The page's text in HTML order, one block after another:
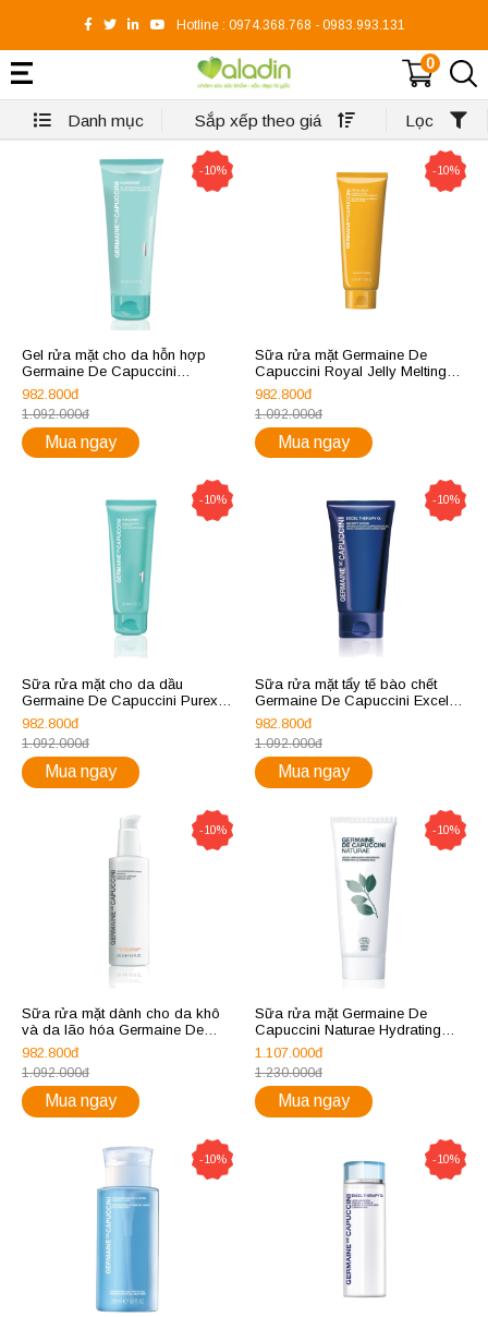
Hotline : 0974.368.768 - 0983.993.131
0
Danh mục Sắp xếp theo giá Lọc
-10%
Gel rửa mặt cho da hỗn hợp
Germaine De Capuccini
Purexpert Extra-Comfort
Cleansing Gel
982.800đ
1.092.000đ
Mua ngay
-10%
Sữa rửa mặt Germaine De
Capuccini Royal Jelly Melting
Make-Up Removal Milk Lotion
982.800đ
1.092.000đ
Mua ngay
-10%
Sữa rửa mặt cho da dầu
Germaine De Capuccini Purex
Mattifying Foam
982.800đ
1.092.000đ
Mua ngay
-10%
Sữa rửa mặt tẩy tế bào chết
Germaine De Capuccini Excel
Therapy O2 365 Soft Scrub
982.800đ
1.092.000đ
Mua ngay
-10%
Sữa rửa mặt dành cho da khô
và da lão hóa Germaine De
Capuccini Essential Makeup
Removal Milk
982.800đ
1.092.000đ
Mua ngay
-10%
Sữa rửa mặt Germaine De
Capuccini Naturae Hydrating
Cleansing Milk
1.107.000đ
1.230.000đ
Mua ngay
-10% -10%